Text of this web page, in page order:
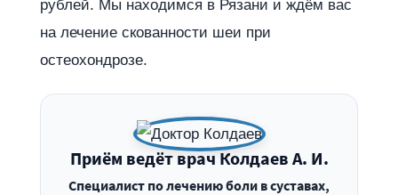
рублей. Мы находимся в Рязани и ждём вас
на лечение скованности шеи при
остеохондрозе.
Приём ведёт врач Колдаев А. И.
Специалист по лечению боли в суставах,